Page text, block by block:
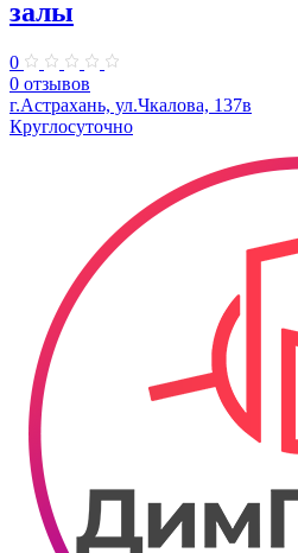
залы
0
0 отзывов
г.Астрахань, ул.Чкалова, 137в
Круглосуточно